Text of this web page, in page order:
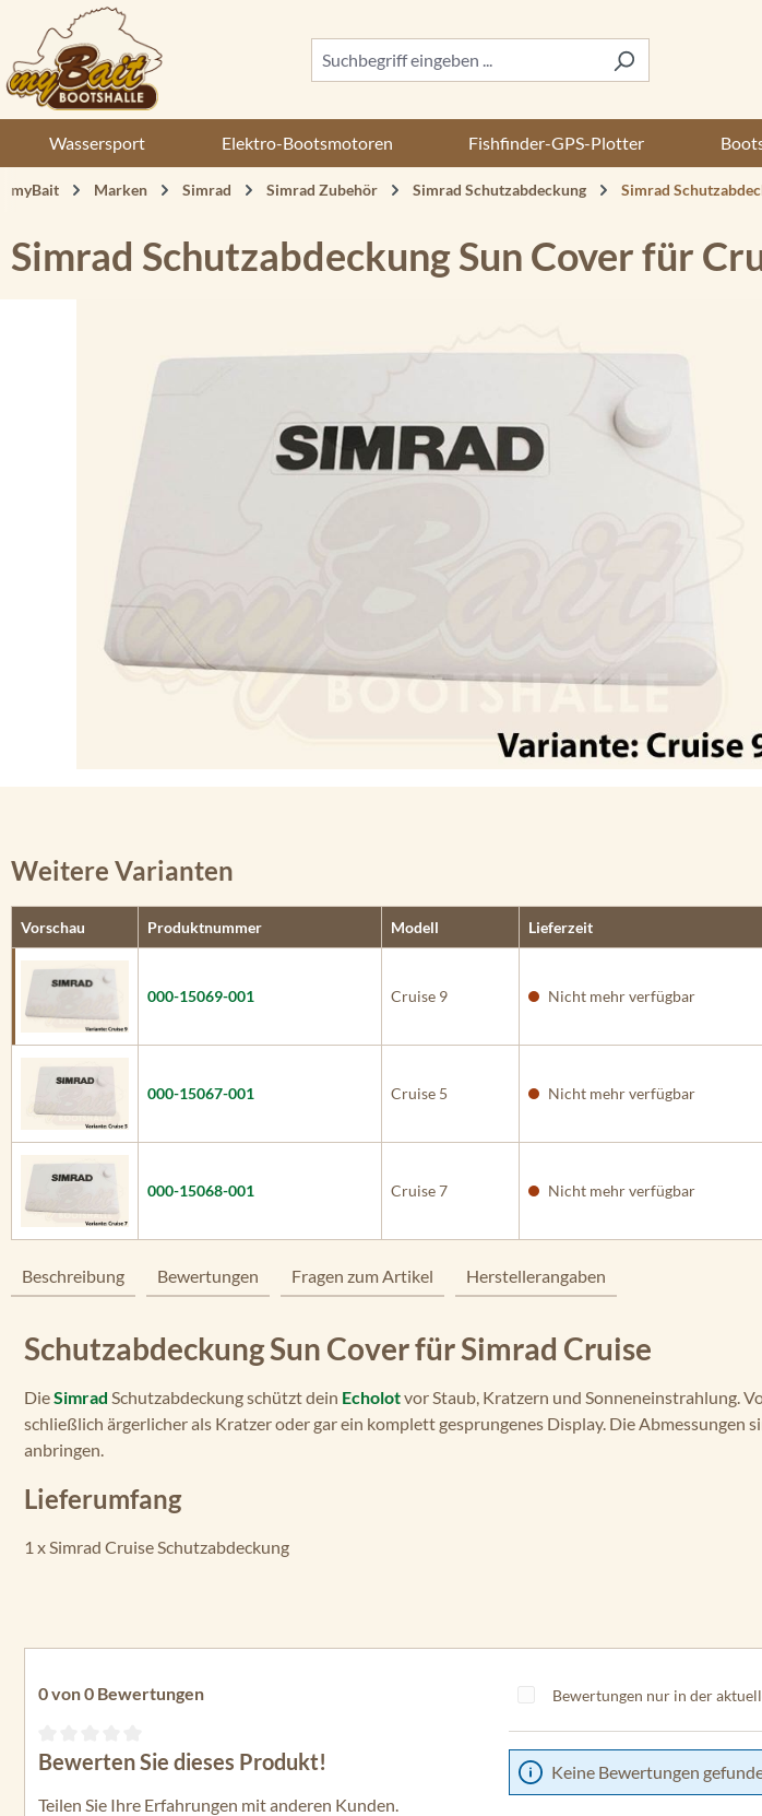
Hauptinhalt springen
Zur Suche springen
Zur Hauptnavigation springen
Wassersport Elektro-Bootsmotoren Fishfinder-GPS-Plotter
myBait Marken Simrad Simrad Zubehör Simrad Schutzabdeckung Simrad
Simrad Schutzabdeckung Sun Cover für
Weitere Varianten
Vorschau Produktnummer Modell Lieferzeit
000-15069-001 Cruise 9 Nicht mehr verfügbar
000-15067-001 Cruise 5 Nicht mehr verfügbar
000-15068-001 Cruise 7 Nicht mehr verfügbar
Beschreibung Bewertungen Fragen zum Artikel Herstellerangaben
Schutzabdeckung Sun Cover für Simrad Cruise
DieSimrad Schutzabdeckung schützt dein Echolotvor Staub, Kratzern und Sonneneinstrahlung.
schließlich ärgerlicher als Kratzer oder gar ein komplett gesprungenes Display. Die Abmessungen
anbringen.
Lieferumfang
1 x Simrad Cruise Schutzabdeckung
0 von 0 Bewertungen
Durchschnittliche Bewertung von 0 von 5 Sternen
Bewerten Sie dieses Produkt!
Teilen Sie Ihre Erfahrungen mit anderen Kunden.
Bewertungen nur in der
Keine Bewertungen